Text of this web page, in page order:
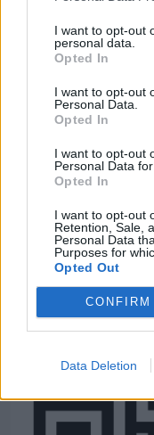
I want to opt-out
personal data.
Opted In
I want to opt-out
Personal Data.
Opted In
I want to opt-out
Personal Data
Opted In
I want to opt-out
Retention, Sale,
Personal Data
Purposes for
Opted Out
CONFIRM
Data Deletion
Απολαύστε την
κατεβάζοντάς την